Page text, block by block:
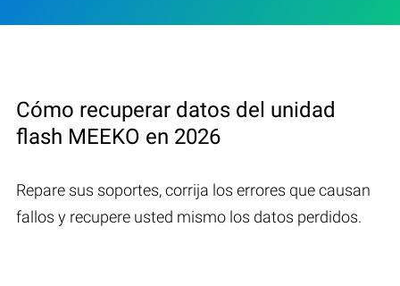
Cómo recuperar datos del unidad
flash MEEKO en 2026
Repare sus soportes, corrija los errores que causan
fallos y recupere usted mismo los datos perdidos.